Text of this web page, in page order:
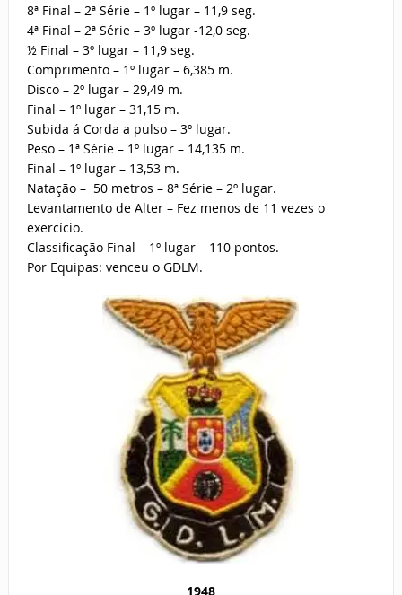
8ª Final – 2ª Série – 1º lugar – 11,9 seg.
4ª Final – 2ª Série – 3º lugar -12,0 seg.
½ Final – 3º lugar – 11,9 seg.
Comprimento – 1º lugar – 6,385 m.
Disco – 2º lugar – 29,49 m.
Final – 1º lugar – 31,15 m.
Subida á Corda a pulso – 3º lugar.
Peso – 1ª Série – 1º lugar – 14,135 m.
Final – 1º lugar – 13,53 m.
Natação – 50 metros – 8ª Série – 2º lugar.
Levantamento de Alter – Fez menos de 11 vezes o
exercício.
Classificação Final – 1º lugar – 110 pontos.
Por Equipas: venceu o GDLM.
1948